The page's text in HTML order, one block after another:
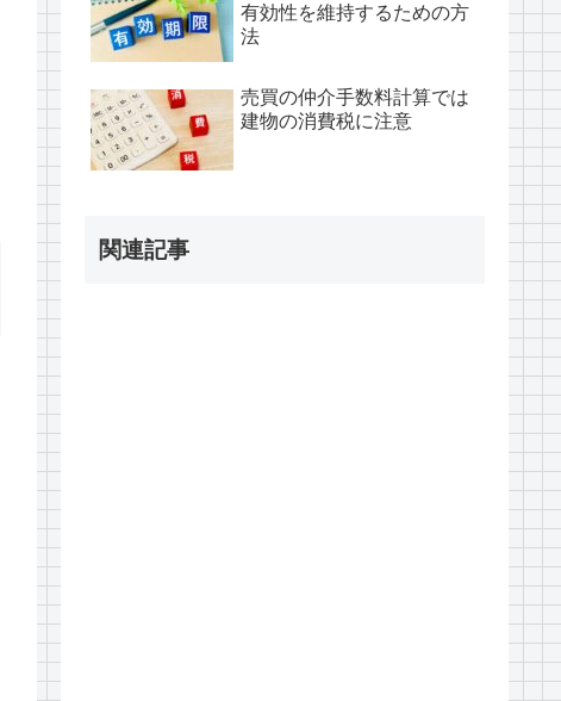
有効性を維持するための方
法
売買の仲介手数料計算では
建物の消費税に注意
関連記事